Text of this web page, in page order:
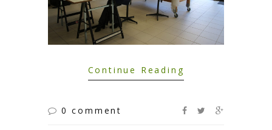
Continue Reading
0 comment